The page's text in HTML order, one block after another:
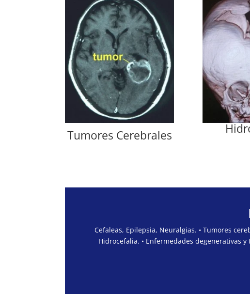
Tumores Cerebrales
Cefaleas, Epilepsia, Neuralgias. • Tumores
Hidrocefalia. • Enfermedades degenerativas